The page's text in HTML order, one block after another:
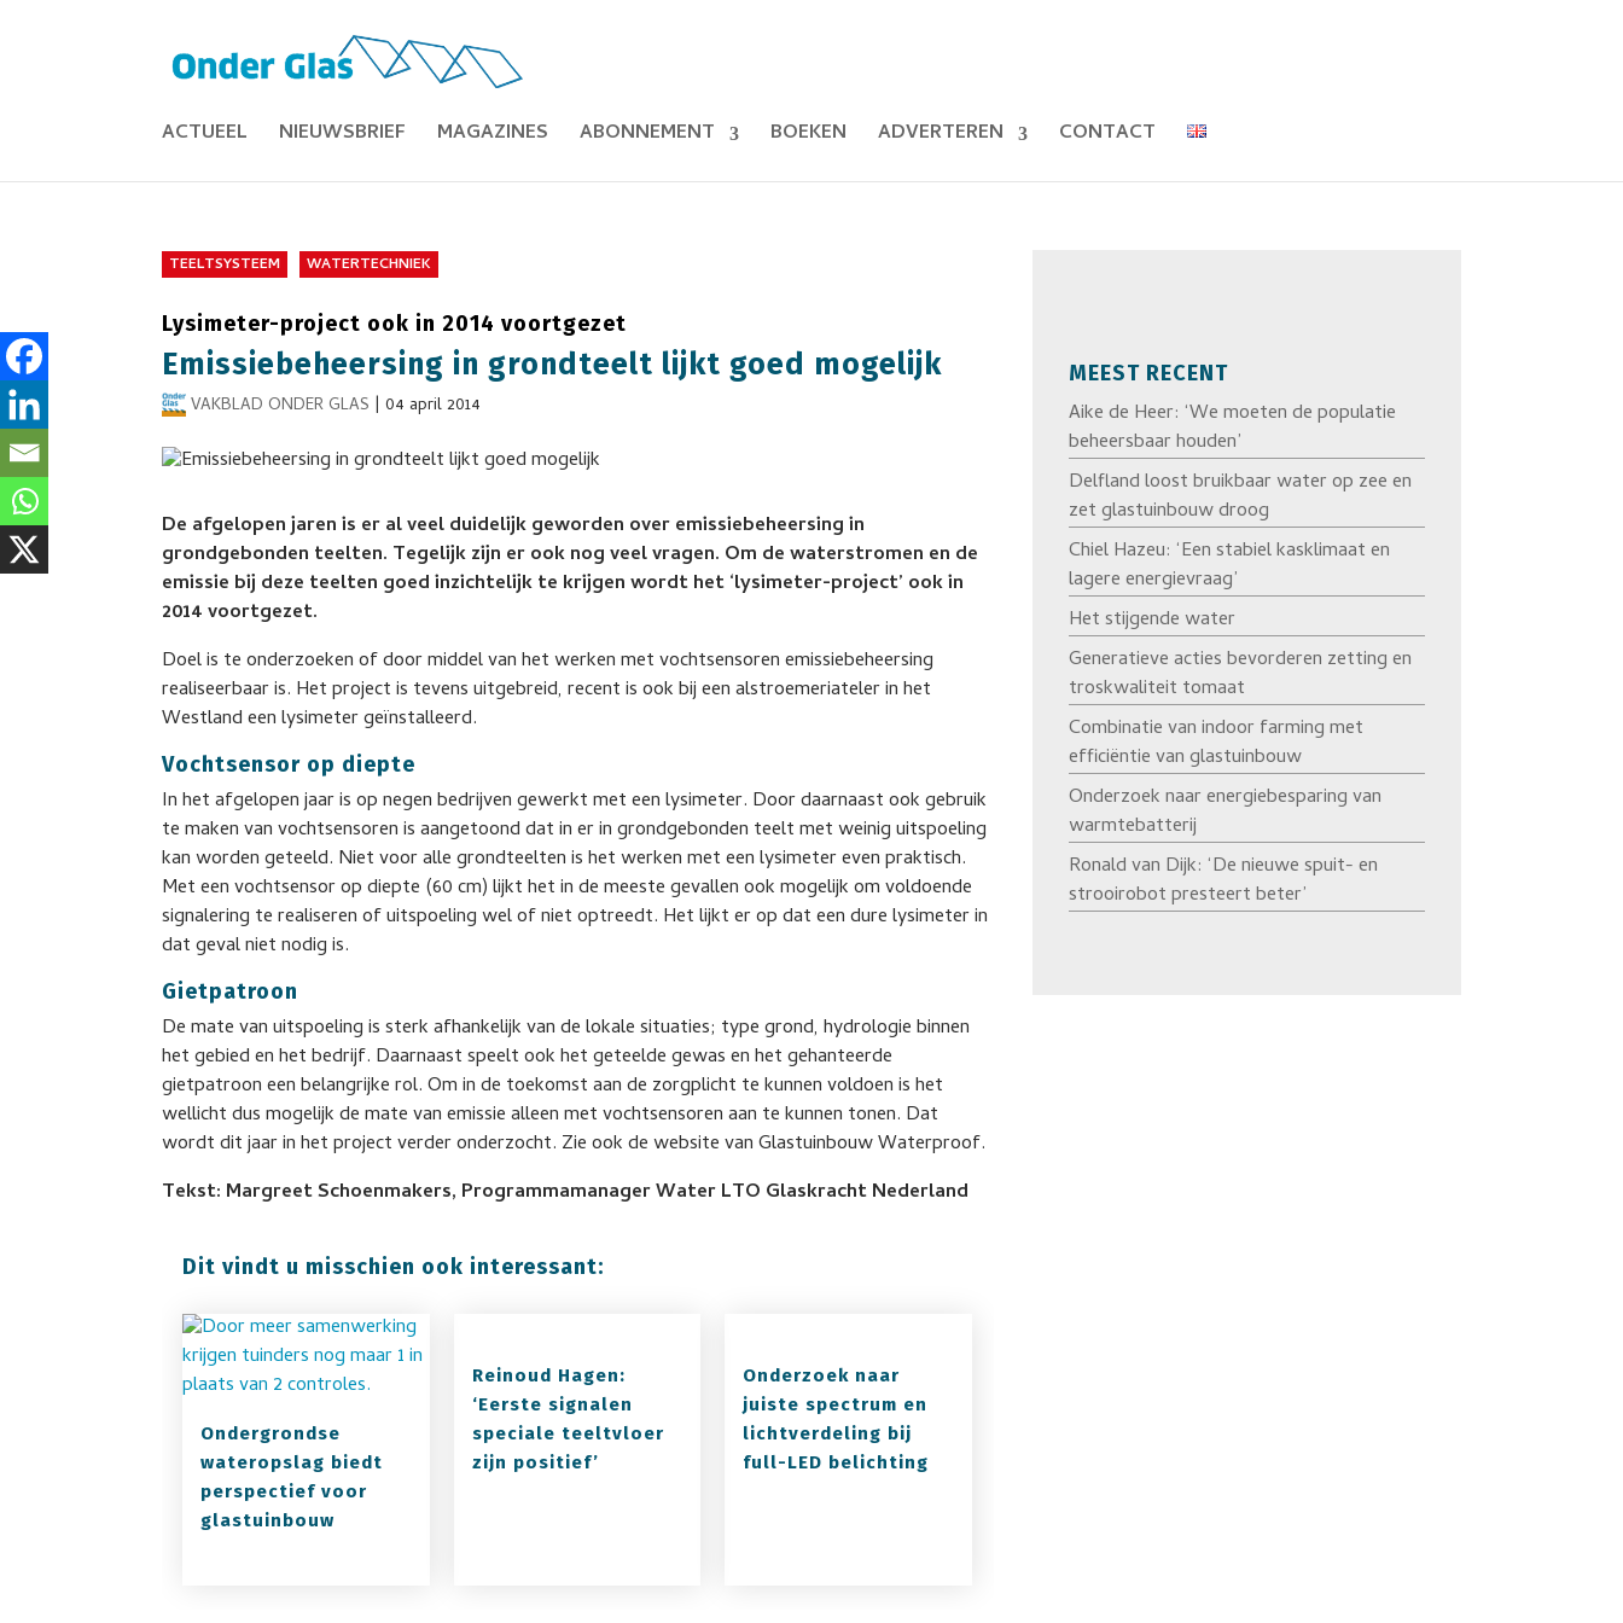
ACTUEEL NIEUWSBRIEF MAGAZINES ABONNEMENT BOEKEN ADVERTEREN CONTACT
TEELTSYSTEEM WATERTECHNIEK
Lysimeter-project ook in 2014 voortgezet
Emissiebeheersing in grondteelt lijkt goed mogelijk
VAKBLAD ONDER GLAS |04 april 2014
De afgelopen jaren is er al veel duidelijk geworden over emissiebeheersing in
grondgebonden teelten. Tegelijk zijn er ook nog veel vragen. Om de waterstromen en de
emissie bij deze teelten goed inzichtelijk te krijgen wordt het ‘lysimeter-project’ ook in
2014 voortgezet.
Doel is te onderzoeken of door middel van het werken met vochtsensoren emissiebeheersing
realiseerbaar is. Het project is tevens uitgebreid, recent is ook bij een alstroemeriateler in het
Westland een lysimeter geïnstalleerd.
Vochtsensor op diepte
In het afgelopen jaar is op negen bedrijven gewerkt met een lysimeter. Door daarnaast ook gebruik
te maken van vochtsensoren is aangetoond dat in er in grondgebonden teelt met weinig uitspoeling
kan worden geteeld. Niet voor alle grondteelten is het werken met een lysimeter even praktisch.
Met een vochtsensor op diepte (60 cm) lijkt het in de meeste gevallen ook mogelijk om voldoende
signalering te realiseren of uitspoeling wel of niet optreedt. Het lijkt er op dat een dure lysimeter in
dat geval niet nodig is.
Gietpatroon
De mate van uitspoeling is sterk afhankelijk van de lokale situaties; type grond, hydrologie binnen
het gebied en het bedrijf. Daarnaast speelt ook het geteelde gewas en het gehanteerde
gietpatroon een belangrijke rol. Om in de toekomst aan de zorgplicht te kunnen voldoen is het
wellicht dus mogelijk de mate van emissie alleen met vochtsensoren aan te kunnen tonen. Dat
wordt dit jaar in het project verder onderzocht. Zie ook de website van Glastuinbouw Waterproof.
Tekst: Margreet Schoenmakers, Programmamanager Water LTO Glaskracht Nederland
Dit vindt u misschien ook interessant:
Ondergrondse
wateropslag biedt
perspectief voor
glastuinbouw
Reinoud Hagen:
‘Eerste signalen
speciale teeltvloer
zijn positief’
Onderzoek naar
juiste spectrum en
lichtverdeling bij
full-LED belichting
MEEST RECENT
Aike de Heer: ‘We moeten de populatie
beheersbaar houden’
Delfland loost bruikbaar water op zee en
zet glastuinbouw droog
Chiel Hazeu: ‘Een stabiel kasklimaat en
lagere energievraag’
Het stijgende water
Generatieve acties bevorderen zetting en
troskwaliteit tomaat
Combinatie van indoor farming met
efficiëntie van glastuinbouw
Onderzoek naar energiebesparing van
warmtebatterij
Ronald van Dijk: ‘De nieuwe spuit- en
strooirobot presteert beter’